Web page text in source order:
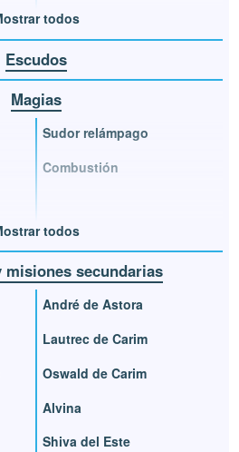
todos
Escudos
Magias
Sudor relámpago
Combustión
todos
misiones secundarias
André de Astora
Lautrec de Carim
Oswald de Carim
Alvina
Shiva del Este